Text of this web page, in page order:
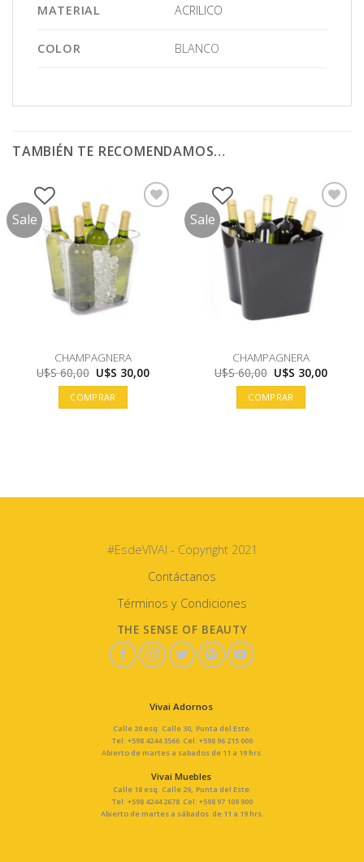
MATERIAL ACRILICO
COLOR BLANCO
TAMBIÉN TE RECOMENDAMOS…
Sale
CHAMPAGNERA
U$S60,00 El
precio
original
era:
U$S
U$S 30,00El
COMPRAR
Sale
CHAMPAGNERA
U$S60,00 El
precio
original
era:
U$S
U$S 30,00El
COMPRAR
#EsdeVIVAI - Copyright 2021
Contáctanos
Términos y Condiciones
THE SENSE OF BEAUTY
Vivai Adornos
Calle 20 esq. Calle 30, Punta del Este.
Tel: +598 4244 3566 Cel: +598 96 215 000
Abierto de martes a sabados de 11 a 19 hrs.
Vivai Muebles
Calle 18 esq. Calle 29, Punta del Este.
Tel: +598 4244 2678 Cel: +598 97 109 900
Abierto de martes a sábados de 11 a 19 hrs.